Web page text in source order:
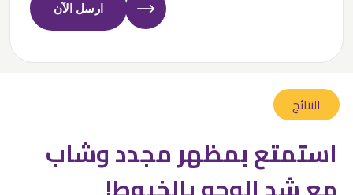
ارسل الآن
النتائج
استمتع بمظهر مجدد وشاب